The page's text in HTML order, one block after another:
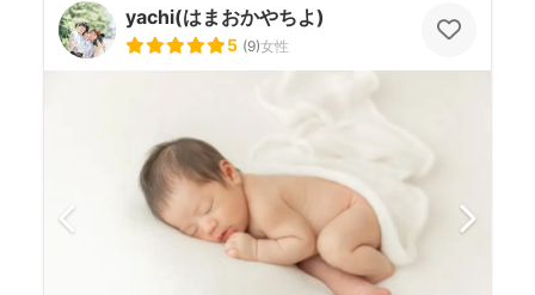
yachi(はまおかやちよ)
5 (9)女性